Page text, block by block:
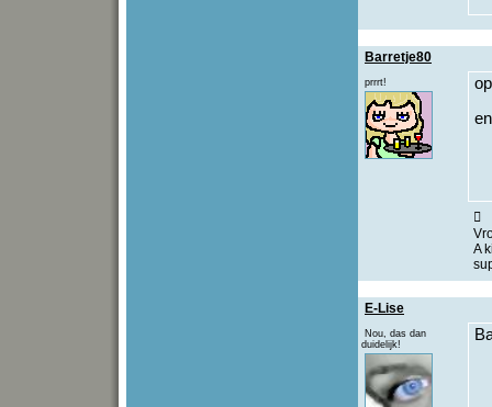
Barretje80
prrrt!

A
E-Lise
Nou, das dan
duidelijk!